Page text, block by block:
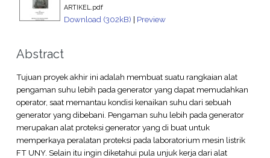
ARTIKEL.pdf
Download (302kB) | Preview
Abstract
Tujuan proyek akhir ini adalah membuat suatu rangkaian alat
pengaman suhu lebih pada generator yang dapat memudahkan
operator, saat memantau kondisi kenaikan suhu dari sebuah
generator yang dibebani. Pengaman suhu lebih pada generator
merupakan alat proteksi generator yang di buat untuk
memperkaya peralatan proteksi pada laboratorium mesin listrik
FT UNY. Selain itu ingin diketahui pula unjuk kerja dari alat